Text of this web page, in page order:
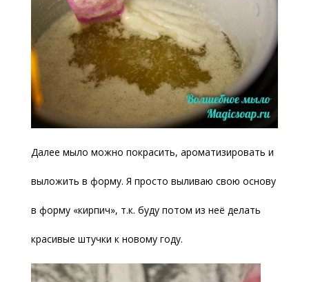
Далее мыло можно покрасить, ароматизировать и
выложить в форму. Я просто выливаю свою основу
в форму «кирпич», т.к. буду потом из неё делать
красивые штучки к новому году.